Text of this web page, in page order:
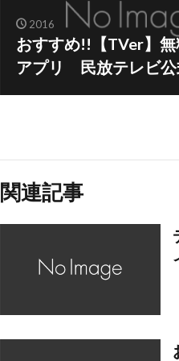
2016
おすすめ!!【TVer】
アプリ 民放テレビ公
関連記事